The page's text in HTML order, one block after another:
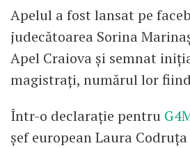
Apelul a fost lansat pe
judecătoarea Sorina
Apel Craiova și semnat
magistrați, numărul lor
Într-o declarație pentru
șef european Laura